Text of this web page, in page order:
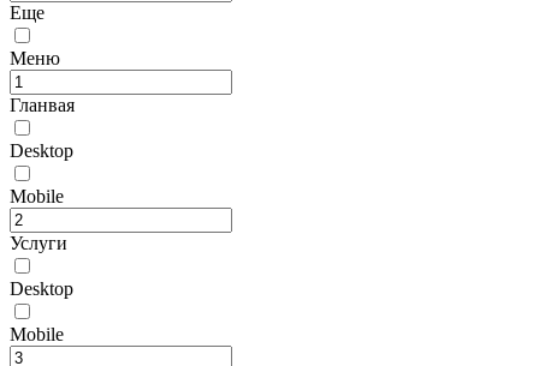
Еще
Меню
Гланвая
Desktop
Mobile
Услуги
Desktop
Mobile